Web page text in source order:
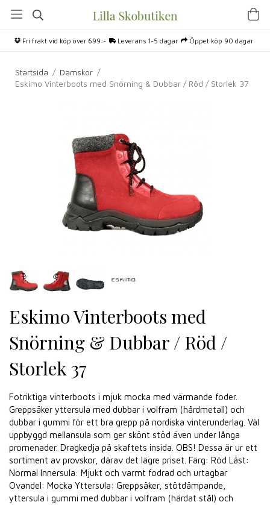
Fri frakt vid köp över 699:- Leverans 1-5 dagar Öppet köp 90 dagar
Startsida / Damskor /
Eskimo Vinterboots med Snörning & Dubbar / Röd / Storlek 37
Eskimo Vinterboots med
Snörning & Dubbar / Röd /
Storlek 37
Fotriktiga vinterboots i mjuk mocka med värmande foder.
Greppsäker yttersula med dubbar i volfram (hårdmetall) och
dubbar i gummi för ett bra grepp på nordiska vinterunderlag. Väl
uppbyggd mellansula som ger skönt stöd även under långa
promenader. Dragkedja på skaftets insida. OBS! Dessa är ur ett
sortiment av provskor, därav det lägre priset. Färg: Röd Läst:
Normal Innersula: Mjukt och varmt fodrad och urtagbar
Ovandel: Mocka Yttersula: Greppsäker, stötdämpande,
yttersula i gummi med dubbar i volfram (härdat stål) och